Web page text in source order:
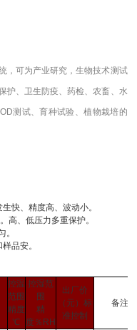
，可为产业研究，生物技术测试
护、卫生防疫、药检、农畜、水
测试、育种试验、植物栽培的
快、精度高、波动小。
高、低压力多重保护。
。
品安。
控温
范围
精度
℃
控湿范
围
精
度％RH
出厂价
（元）标
准控制
备注